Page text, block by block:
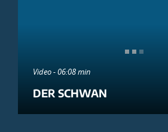
Video - 06:08 min
DER SCHWAN